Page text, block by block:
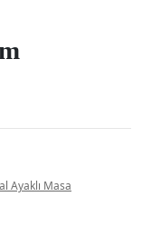
Ayaklı Masa